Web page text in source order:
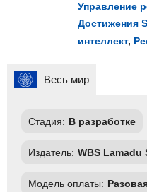
Управление
Достижения
интеллект,
Весь мир
Стадия: В разработке
Издатель: WBS Lamadu
Модель оплаты: